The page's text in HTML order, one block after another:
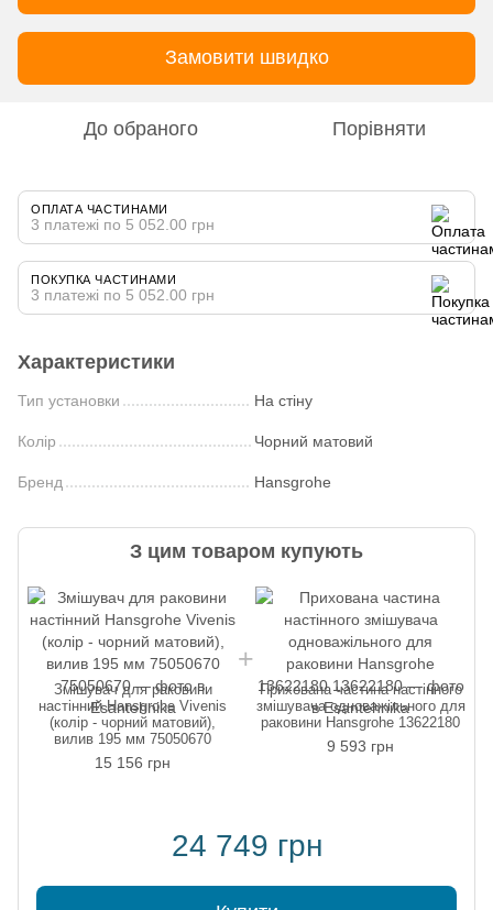
Замовити швидко
До обраного Порівняти
ОПЛАТА ЧАСТИНАМИ
3 платежі по 5 052.00 грн
ПОКУПКА ЧАСТИНАМИ
3 платежі по 5 052.00 грн
Характеристики
Тип установки На стіну
Колір Чорний матовий
Бренд Hansgrohe
З цим товаром купують
Змішувач для раковини
настінний Hansgrohe Vivenis
(колір - чорний матовий),
вилив 195 мм 75050670
15 156 грн
Прихована частина настінного
змішувача одноважільного для
раковини Hansgrohe 13622180
9 593 грн
24 749 грн